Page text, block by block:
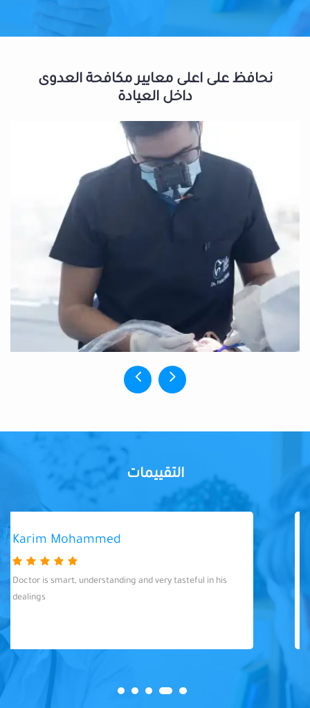
نحافظ على اعلى معايير مكافحة العدوى
داخل العيادة
التقييمات
Karim Mohammed
Doctor is smart, understanding and very tasteful in his